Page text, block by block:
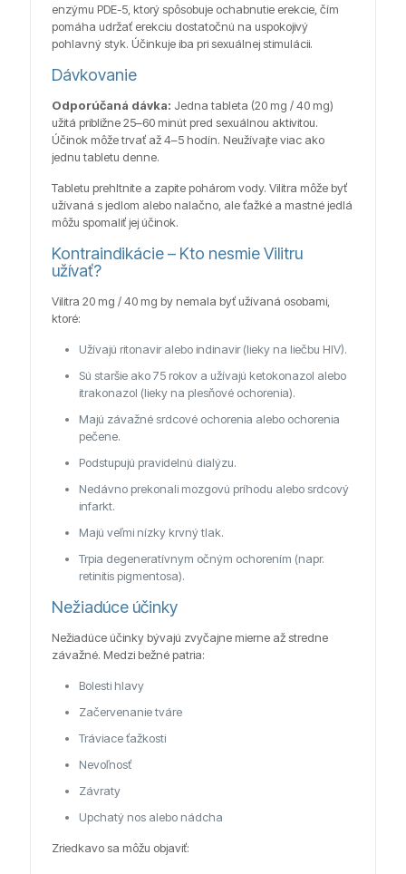
enzýmu PDE-5, ktorý spôsobuje ochabnutie erekcie, čím
pomáha udržať erekciu dostatočnú na uspokojivý
pohlavný styk. Účinkuje iba pri sexuálnej stimulácii.
Dávkovanie
Odporúčaná dávka: Jedna tableta (20 mg / 40 mg)
užitá približne 25–60 minút pred sexuálnou aktivitou.
Účinok môže trvať až 4–5 hodín. Neužívajte viac ako
jednu tabletu denne.
Tabletu prehltnite a zapite pohárom vody. Vilitra môže byť
užívaná s jedlom alebo nalačno, ale ťažké a mastné jedlá
môžu spomaliť jej účinok.
Kontraindikácie – Kto nesmie Vilitru
užívať?
Vilitra 20 mg / 40 mg by nemala byť užívaná osobami,
ktoré:
Užívajú ritonavir alebo indinavir (lieky na liečbu HIV).
Sú staršie ako 75 rokov a užívajú ketokonazol alebo
itrakonazol (lieky na plesňové ochorenia).
Majú závažné srdcové ochorenia alebo ochorenia
pečene.
Podstupujú pravidelnú dialýzu.
Nedávno prekonali mozgovú príhodu alebo srdcový
infarkt.
Majú veľmi nízky krvný tlak.
Trpia degeneratívnym očným ochorením (napr.
retinitis pigmentosa).
Nežiadúce účinky
Nežiadúce účinky bývajú zvyčajne mierne až stredne
závažné. Medzi bežné patria:
Bolesti hlavy
Začervenanie tváre
Tráviace ťažkosti
Nevoľnosť
Závraty
Upchatý nos alebo nádcha
Zriedkavo sa môžu objaviť: